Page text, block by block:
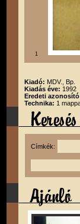
1
Kiadó: MDV., Bp.
Kiadás éve: 1992
Eredeti
Technika: 1
Címkék: